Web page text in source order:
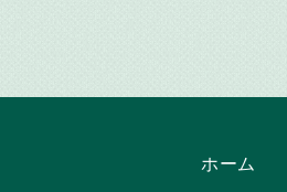
ホーム